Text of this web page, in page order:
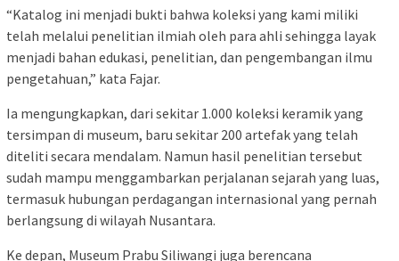
“Katalog ini menjadi bukti bahwa koleksi yang kami miliki
telah melalui penelitian ilmiah oleh para ahli sehingga layak
menjadi bahan edukasi, penelitian, dan pengembangan ilmu
pengetahuan,” kata Fajar.
Ia mengungkapkan, dari sekitar 1.000 koleksi keramik yang
tersimpan di museum, baru sekitar 200 artefak yang telah
diteliti secara mendalam. Namun hasil penelitian tersebut
sudah mampu menggambarkan perjalanan sejarah yang luas,
termasuk hubungan perdagangan internasional yang pernah
berlangsung di wilayah Nusantara.
Ke depan, Museum Prabu Siliwangi juga berencana